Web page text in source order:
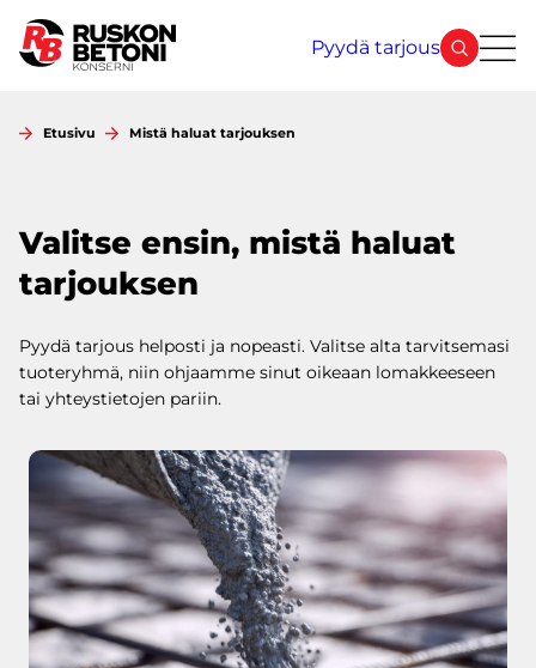
sisältöön
Pyydä tarjous
Etusivu Mistä haluat tarjouksen
Valitse ensin, mistä haluat
tarjouksen
Pyydä tarjous helposti ja nopeasti. Valitse alta tarvitsemasi
tuoteryhmä, niin ohjaamme sinut oikeaan lomakkeeseen
tai yhteystietojen pariin.